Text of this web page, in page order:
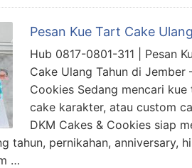
Pesan Kue Tart Cake
Hub 0817-0801-311 | Pesan
Cake Ulang Tahun di Jember
Cookies Sedang mencari
cake karakter, atau custom
DKM Cakes & Cookies siap
tahun, pernikahan, anniversary,
…